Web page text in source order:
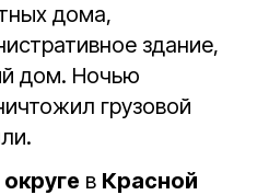
дома,
здание,
дом. Ночью
грузовой
в Красной